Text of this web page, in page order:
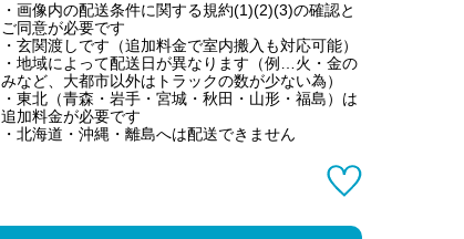
・画像内の配送条件に関する規約(1)(2)(3)の確認と
ご同意が必要です
・玄関渡しです（追加料金で室内搬入も対応可能）
・地域によって配送日が異なります（例…火・金の
みなど、大都市以外はトラックの数が少ない為）
・東北（青森・岩手・宮城・秋田・山形・福島）は
追加料金が必要です
・北海道・沖縄・離島へは配送できません